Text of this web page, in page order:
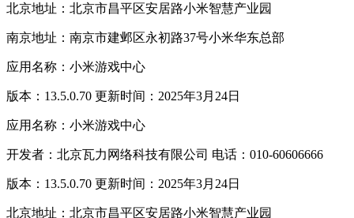
北京地址：北京市昌平区安居路小米智慧产业园
南京地址：南京市建邺区永初路37号小米华东总部
应用名称：小米游戏中心
版本：13.5.0.70 更新时间：2025年3月24日
应用名称：小米游戏中心
开发者：北京瓦力网络科技有限公司 电话：010-60606666
版本：13.5.0.70 更新时间：2025年3月24日
北京地址：北京市昌平区安居路小米智慧产业园